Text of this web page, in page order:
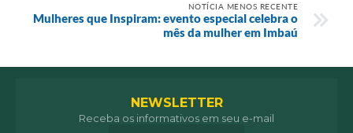
NOTÍCIA MENOS RECENTE
Mulheres que Inspiram: evento especial celebra o
mês da mulher em Imbaú
NEWSLETTER
Receba os informativos em seu e-mail